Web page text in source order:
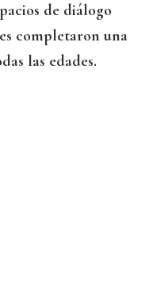
de diálogo
completaron una
las edades.